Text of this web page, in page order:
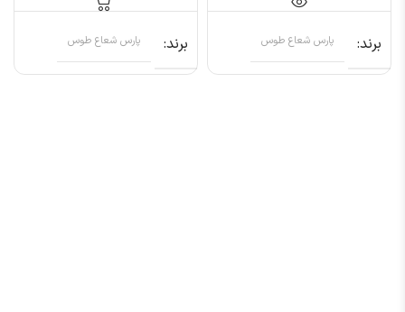
برند پارس شعاع طوس برند پارس شعاع طوس